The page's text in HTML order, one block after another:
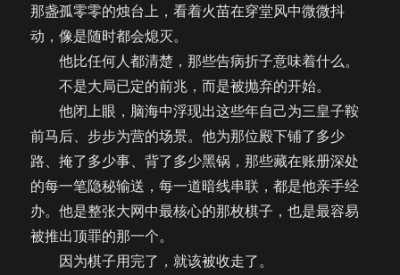
那盏孤零零的烛台上，看着火苗在穿堂风中微微抖
动，像是随时都会熄灭。
他比任何人都清楚，那些告病折子意味着什么。
不是大局已定的前兆，而是被抛弃的开始。
他闭上眼，脑海中浮现出这些年自己为三皇子鞍
前马后、步步为营的场景。他为那位殿下铺了多少
路、掩了多少事、背了多少黑锅，那些藏在账册深处
的每一笔隐秘输送，每一道暗线串联，都是他亲手经
办。他是整张大网中最核心的那枚棋子，也是最容易
被推出顶罪的那一个。
因为棋子用完了，就该被收走了。